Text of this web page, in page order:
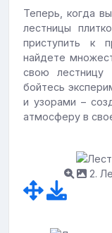
Теперь, когда
лестницы
приступить к
найдете
свою лестницу
бойтесь
и узорами –
атмосферу в
2.